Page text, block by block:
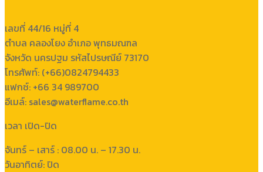
เลขที่ 44/16 หมู่ที่ 4
ตำบล คลองโยง อำเภอ พุทธมณฑล
จังหวัด นครปฐม รหัสไปรษณีย์ 73170
โทรศัพท์: (+66)0824794433
แฟกซ์: +66 34 989700
อีเมล์: sales@waterflame.co.th
เวลา เปิด-ปิด
จันทร์ – เสาร์ : 08.00 น. – 17.30 น.
วันอาทิตย์: ปิด